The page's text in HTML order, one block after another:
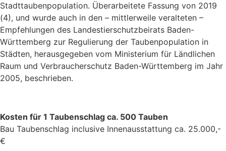
Stadttaubenpopulation. Überarbeitete Fassung von 2019
(4), und wurde auch in den – mittlerweile veralteten –
Empfehlungen des Landestierschutzbeirats Baden-
Württemberg zur Regulierung der Taubenpopulation in
Städten, herausgegeben vom Ministerium für Ländlichen
Raum und Verbraucherschutz Baden-Württemberg im Jahr
2005, beschrieben.
Kosten für 1 Taubenschlag ca. 500 Tauben
Bau Taubenschlag inclusive Innenausstattung ca. 25.000,-
€